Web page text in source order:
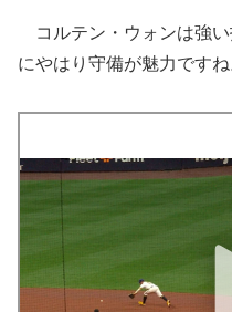
コルテン・ウォンは強
にやはり守備が魅力ですね